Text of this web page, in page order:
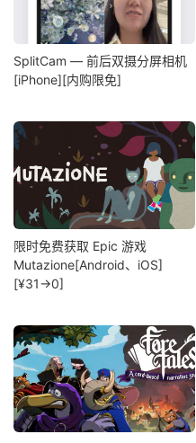
SplitCam — 前后双摄分屏相机
[iPhone][内购限免]
限时免费获取 Epic 游戏
Mutazione[Android、iOS]
[¥31→0]